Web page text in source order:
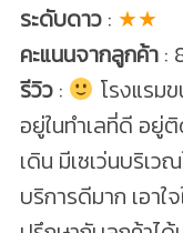
ระดับดาว: ★★
คะแนนจากลูกค้า:
รีวิว:
โรงแรม
อยู่ในทำเลที่ดี อยู่
เดิน มีเซเว่นบริเ
บริการดีมาก เอาใ